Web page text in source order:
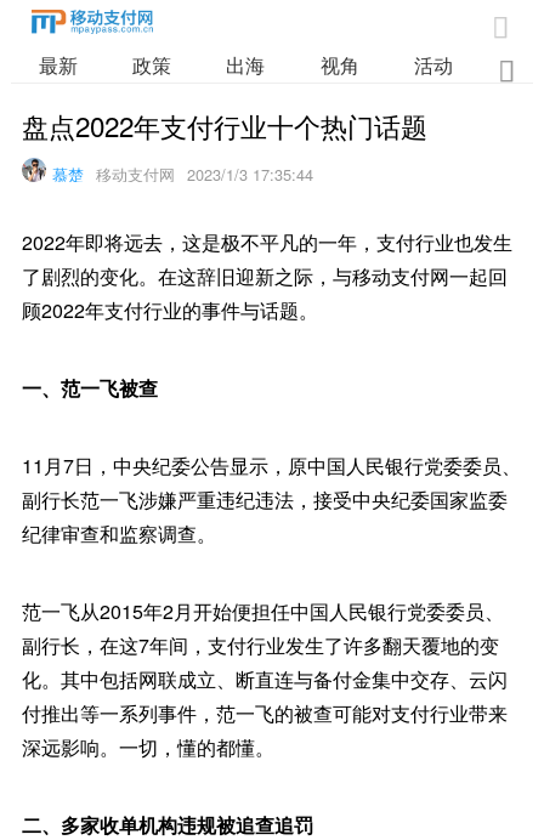

最新 政策 出海 视角 活动 业

盘点2022年支付行业十个热门话题
慕楚 移动支付网 2023/1/3 17:35:44
2022年即将远去，这是极不平凡的一年，支付行业也发生
了剧烈的变化。在这辞旧迎新之际，与移动支付网一起回
顾2022年支付行业的事件与话题。
一、范一飞被查
11月7日，中央纪委公告显示，原中国人民银行党委委员、
副行长范一飞涉嫌严重违纪违法，接受中央纪委国家监委
纪律审查和监察调查。
范一飞从2015年2月开始便担任中国人民银行党委委员、
副行长，在这7年间，支付行业发生了许多翻天覆地的变
化。其中包括网联成立、断直连与备付金集中交存、云闪
付推出等一系列事件，范一飞的被查可能对支付行业带来
深远影响。一切，懂的都懂。
二、多家收单机构违规被追查追罚